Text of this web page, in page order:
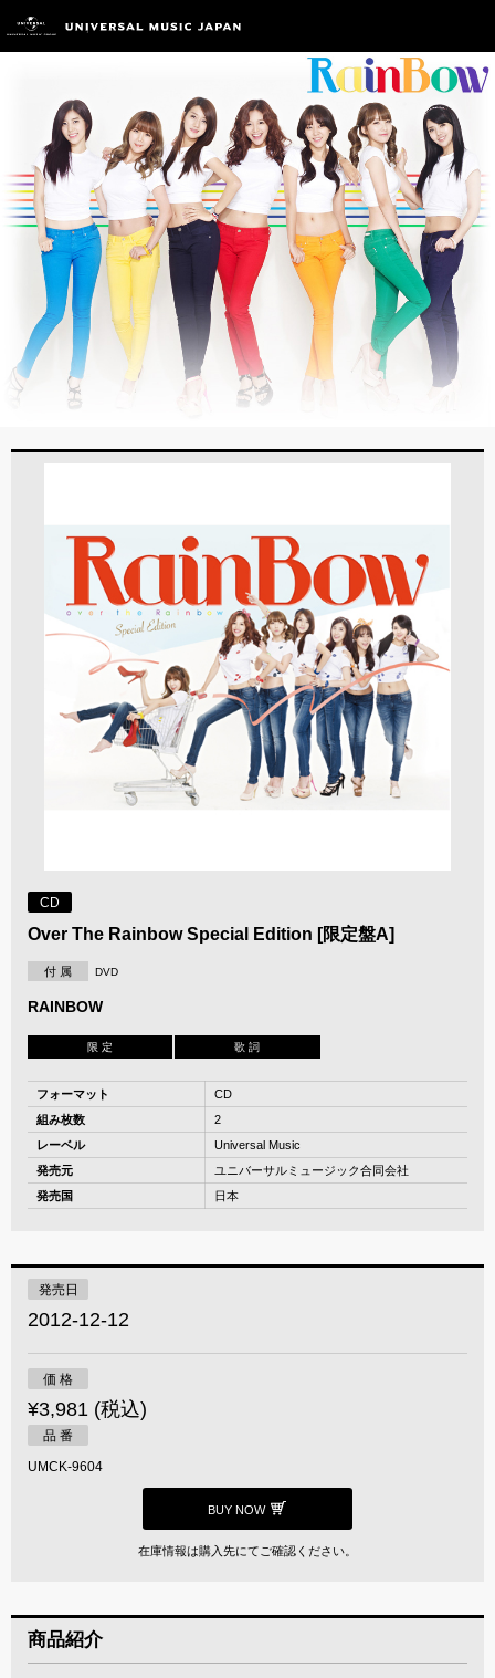
CD
Over The Rainbow Special Edition [限定盤A]
付 属 DVD
RAINBOW
限 定 歌 詞
フォーマット
CD
組み枚数
2
レーベル
Universal Music
発売元
ユニバーサルミュージック合同会社
発売国
日本
発売日
2012-12-12
価 格
¥3,981 (税込)
品 番
UMCK-9604
BUY NOW
在庫情報は購入先にてご確認ください。
商品紹介